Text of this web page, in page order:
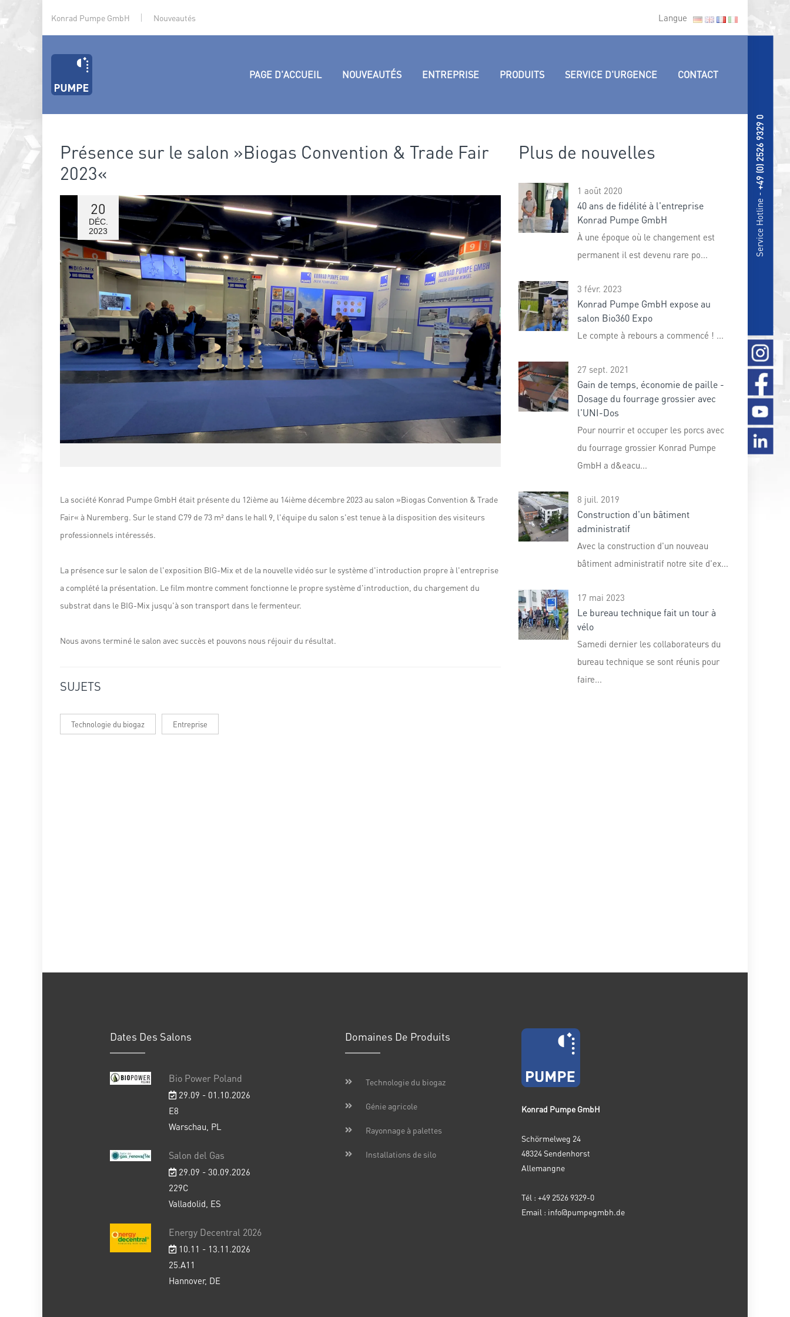
Service Hotline -
+49 (0) 2526 9329 0
Konrad Pumpe GmbH Nouveautés Langue
PAGE D'ACCUEIL NOUVEAUTÉS ENTREPRISE PRODUITS SERVICE D'URGENCE CONTACT
Présence sur le salon »Biogas Convention & Trade Fair
2023«
20
DÉC.
2023
La société Konrad Pumpe GmbH était présente du 12ième au 14ième décembre 2023 au salon »Biogas Convention & Trade
Fair« à Nuremberg. Sur le stand C79 de 73 m² dans le hall 9, l'équipe du salon s'est tenue à la disposition des visiteurs
professionnels intéressés.
La présence sur le salon de l'exposition BIG-Mix et de la nouvelle vidéo sur le système d'introduction propre à l'entreprise
a complété la présentation. Le film montre comment fonctionne le propre système d'introduction, du chargement du
substrat dans le BIG-Mix jusqu'à son transport dans le fermenteur.
Nous avons terminé le salon avec succès et pouvons nous réjouir du résultat.
SUJETS
Technologie du biogaz Entreprise
Plus de nouvelles
1 août 2020
40 ans de fidélité à l'entreprise
Konrad Pumpe GmbH
À une époque où le changement est
permanent il est devenu rare po...
3 févr. 2023
Konrad Pumpe GmbH expose au
salon Bio360 Expo
Le compte à rebours a commencé ! ...
27 sept. 2021
Gain de temps, économie de paille -
Dosage du fourrage grossier avec
l'UNI-Dos
Pour nourrir et occuper les porcs avec
du fourrage grossier Konrad Pumpe
GmbH a d&eacu...
8 juil. 2019
Construction d'un bâtiment
administratif
Avec la construction d'un nouveau
bâtiment administratif notre site d'ex...
17 mai 2023
Le bureau technique fait un tour à
vélo
Samedi dernier les collaborateurs du
bureau technique se sont réunis pour
faire...
Dates Des Salons
Bio Power Poland
29.09 - 01.10.2026
E8
Warschau, PL
Salon del Gas
29.09 - 30.09.2026
229C
Valladolid, ES
Energy Decentral 2026
10.11 - 13.11.2026
25.A11
Hannover, DE
Domaines De Produits
Technologie du biogaz
Génie agricole
Rayonnage à palettes
Installations de silo
Konrad Pumpe GmbH
Schörmelweg 24
48324 Sendenhorst
Allemangne
Tél : +49 2526 9329-0
Email : info@pumpegmbh.de